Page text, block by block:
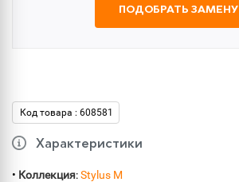
ПОДОБРАТЬ ЗАМЕНУ
Код товара : 608581
Характеристики
• Коллекция:Stylus M